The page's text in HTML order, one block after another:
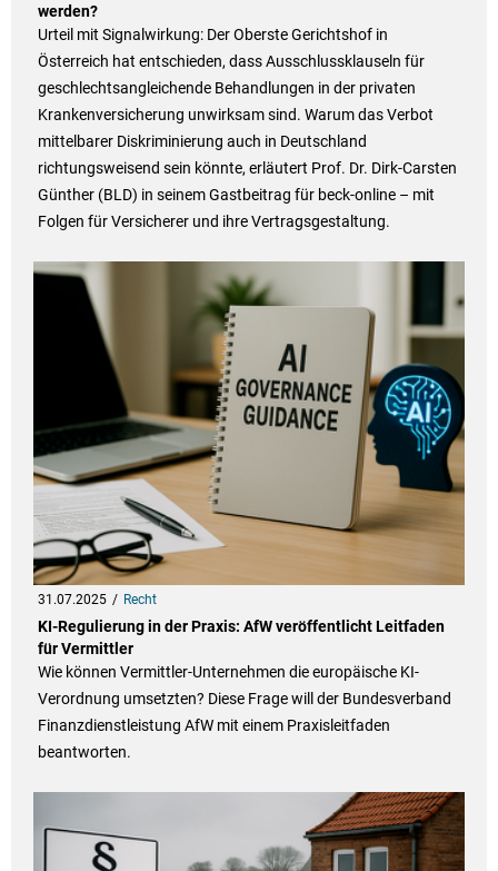
werden?
Urteil mit Signalwirkung: Der Oberste Gerichtshof in
Österreich hat entschieden, dass Ausschlussklauseln für
geschlechtsangleichende Behandlungen in der privaten
Krankenversicherung unwirksam sind. Warum das Verbot
mittelbarer Diskriminierung auch in Deutschland
richtungsweisend sein könnte, erläutert Prof. Dr. Dirk-Carsten
Günther (BLD) in seinem Gastbeitrag für beck-online – mit
Folgen für Versicherer und ihre Vertragsgestaltung.
31.07.2025 Recht
KI-Regulierung in der Praxis: AfW veröffentlicht Leitfaden
für Vermittler
Wie können Vermittler-Unternehmen die europäische KI-
Verordnung umsetzten? Diese Frage will der Bundesverband
Finanzdienstleistung AfW mit einem Praxisleitfaden
beantworten.